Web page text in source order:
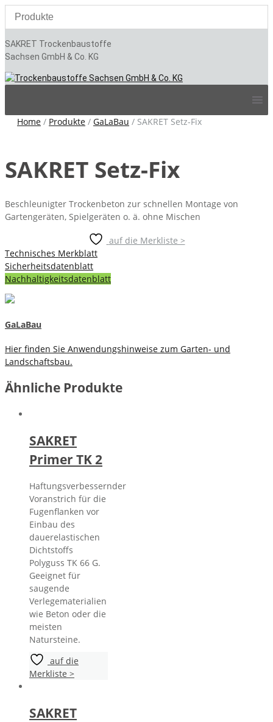
SAKRET Trockenbaustoffe
Sachsen GmbH & Co. KG
content
Home / Produkte / GaLaBau / SAKRET Setz-Fix
SAKRET Setz-Fix
Beschleunigter Trockenbeton zur schnellen Montage von
Gartengeräten, Spielgeräten o. ä. ohne Mischen
auf die Merkliste >
Technisches Merkblatt
Sicherheitsdatenblatt
Nachhaltigkeitsdatenblatt
GaLaBau
Hier finden Sie Anwendungshinweise zum Garten- und
Landschaftsbau.
Ähnliche Produkte
SAKRET
Primer TK 2
Haftungsverbessernder
Voranstrich für die
Fugenflanken vor
Einbau des
dauerelastischen
Dichtstoffs
Polyguss TK 66 G.
Geeignet für
saugende
Verlegematerialien
wie Beton oder die
meisten
Natursteine.
auf die
Merkliste >
SAKRET